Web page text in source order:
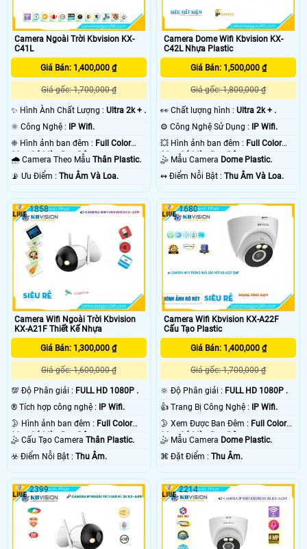
Camera Ngoài Trời Kbvision KX-
C41L
Giá Bán: 1,400,000 ₫
Giá gốc: 1,700,000 ₫
✨ Hình Ành Chất Lượng : Ultra 2k + .
⚛️ Công Nghệ :
IP Wifi.
❈ Hình ảnh ban đêm : Full Color
30m Có Màu Ban Ðêm.
🌧️ Camera Theo Mẫu Thân Plastic.
️📡 Ưu Điểm : Thu Âm Và Loa.
Camera Dome Wifi Kbvision KX-
C42L Nhựa Plastic
Giá Bán: 1,500,000 ₫
Giá gốc: 1,800,000 ₫
️👀 Chất lượng hình :Ultra 2k + .
⚙ Công Nghệ Sử Dụng :
IP Wifi.
💥 Hình ảnh ban đêm : Full Color
30m Có Màu Ban Ðêm.
🤹 Mẫu Camera Dome Plastic.
️↭ Điểm Nỗi Bật :Thu Âm Và Loa.
Camera Wifi Ngoài Trời Kbvision
KX-A21F Thiết Kế Nhựa
Giá Bán: 1,300,000 ₫
Giá gốc: 1,600,000 ₫
💯 Độ Phân giải : FULL HD 1080P .
®️ Tích hợp công nghệ :
IP Wifi.
🌛 Hình ảnh ban đêm : Full Color
30m Có Màu Ban Ðêm.
🤹 Cấu Tạo Camera Thân Plastic.
️☣️ Điểm Nỗi Bật : Thu Âm.
1858
Camera Wifi Kbvision KX-A22F
Cấu Tạo Plastic
Giá Bán: 1,400,000 ₫
Giá gốc: 1,700,000 ₫
🔆 Độ Phân giải : FULL HD 1080P .
👍 Trang Bị Công Nghệ : IP Wifi.
🌛 Xem Được Ban Đêm : Full Color
30m Có Màu Ban Ðêm.
🤹 Mẫu Camera Dome Plastic.
️⌘ Đặt Điểm :Thu Âm.
1680
2399 2214